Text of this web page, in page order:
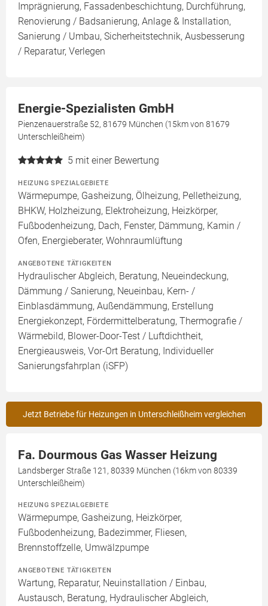
Imprägnierung, Fassadenbeschichtung, Durchführung,
Renovierung / Badsanierung, Anlage & Installation,
Sanierung / Umbau, Sicherheitstechnik, Ausbesserung
/ Reparatur, Verlegen
Energie-Spezialisten GmbH
Pienzenauerstraße 52, 81679 München (15km von 81679
Unterschleißheim)
5 mit einer Bewertung
HEIZUNG SPEZIALGEBIETE
Wärmepumpe, Gasheizung, Ölheizung, Pelletheizung,
BHKW, Holzheizung, Elektroheizung, Heizkörper,
Fußbodenheizung, Dach, Fenster, Dämmung, Kamin /
Ofen, Energieberater, Wohnraumlüftung
ANGEBOTENE TÄTIGKEITEN
Hydraulischer Abgleich, Beratung, Neueindeckung,
Dämmung / Sanierung, Neueinbau, Kern- /
Einblasdämmung, Außendämmung, Erstellung
Energiekonzept, Fördermittelberatung, Thermografie /
Wärmebild, Blower-Door-Test / Luftdichtheit,
Energieausweis, Vor-Ort Beratung, Individueller
Sanierungsfahrplan (iSFP)
Jetzt Betriebe für Heizungen in Unterschleißheim vergleichen
Fa. Dourmous Gas Wasser Heizung
Landsberger Straße 121, 80339 München (16km von 80339
Unterschleißheim)
HEIZUNG SPEZIALGEBIETE
Wärmepumpe, Gasheizung, Heizkörper,
Fußbodenheizung, Badezimmer, Fliesen,
Brennstoffzelle, Umwälzpumpe
ANGEBOTENE TÄTIGKEITEN
Wartung, Reparatur, Neuinstallation / Einbau,
Austausch, Beratung, Hydraulischer Abgleich,